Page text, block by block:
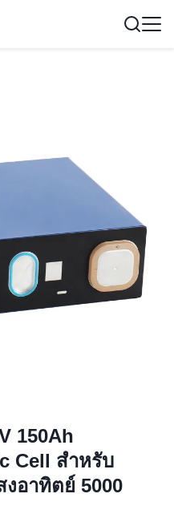
150Ah
Cell สําหรับ
งอาทิตย์ 5000